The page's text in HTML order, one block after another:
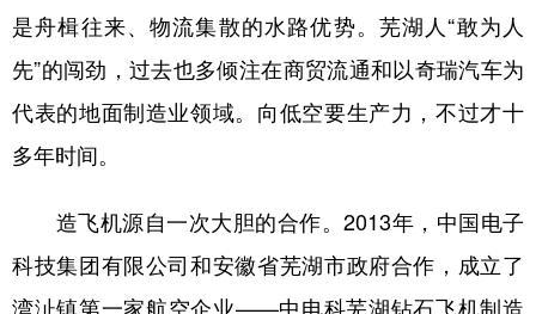
是舟楫往来、物流集散的水路优势。芜湖人“敢为人
先”的闯劲，过去也多倾注在商贸流通和以奇瑞汽车为
代表的地面制造业领域。向低空要生产力，不过才十
多年时间。
造飞机源自一次大胆的合作。2013年，中国电子
科技集团有限公司和安徽省芜湖市政府合作，成立了
湾沚镇第一家航空企业——中电科芜湖钻石飞机制造